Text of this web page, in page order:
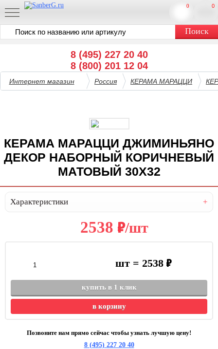
8 (495) 227 20 40
8 (800) 201 12 04
0
0
Интернет магазин Россия КЕРАМА МАРАЦЦИ
КЕРАМА МАРАЦЦИ ДЖИМИНЬЯНО
ДЕКОР НАБОРНЫЙ КОРИЧНЕВЫЙ
МАТОВЫЙ 30X32
Характеристики
2538 в/шт
шт = 2538 в
купить в 1 клик
в корзину
Позвоните нам прямо сейчас чтобы узнать лучшую цену!
8 (495) 227 20 40